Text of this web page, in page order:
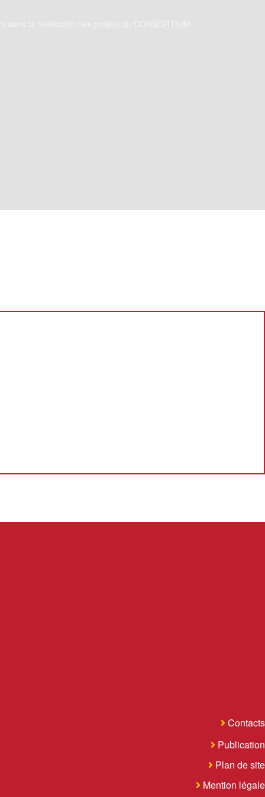
Contacts
Publication
Plan de site
Mention légale